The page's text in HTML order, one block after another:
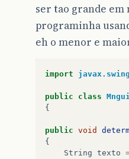
ser tao grande em
programinha
eh o menor e
import
public class
{
public void
{
String texto